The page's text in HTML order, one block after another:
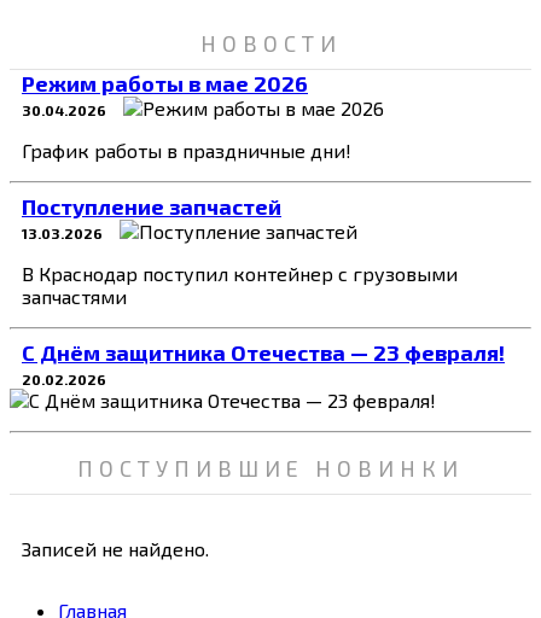
НОВОСТИ
Режим работы в мае 2026
30.04.2026
График работы в праздничные дни!
Поступление запчастей
13.03.2026
В Краснодар поступил контейнер с грузовыми
запчастями
C Днём защитника Отечества — 23 февраля!
20.02.2026
ПОСТУПИВШИЕ НОВИНКИ
Записей не найдено.
Главная